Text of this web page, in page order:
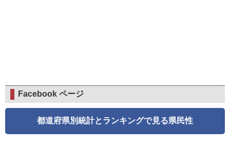
Facebook ページ
都道府県別統計とランキングで見る県民性